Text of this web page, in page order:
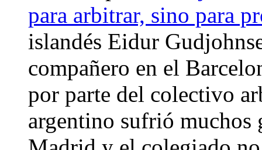
para arbitrar, sino para
islandés Eidur
compañero en el
por parte del colectivo
argentino sufrió muchos